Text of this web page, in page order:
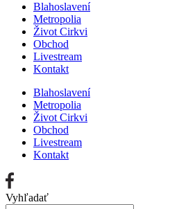
Blahoslavení
Metropolia
Život Cirkvi
Obchod
Livestream
Kontakt
Blahoslavení
Metropolia
Život Cirkvi
Obchod
Livestream
Kontakt
Vyhľadať